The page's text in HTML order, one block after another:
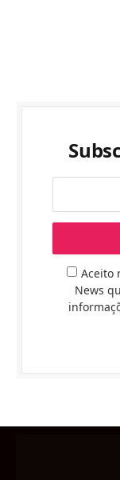
Aceito
News